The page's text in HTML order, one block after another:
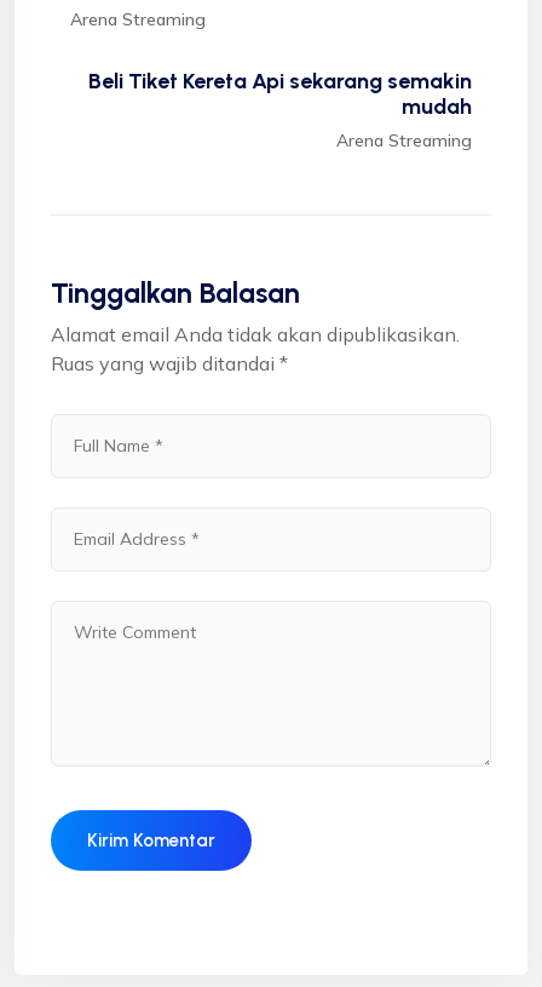
Arena Streaming
Beli Tiket Kereta Api sekarang semakin
mudah
Arena Streaming
Tinggalkan Balasan
Alamat email Anda tidak akan dipublikasikan.
Ruas yang wajib ditandai *